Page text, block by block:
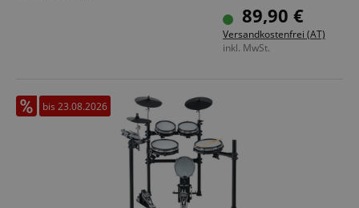
89,90 €
Versandkostenfrei (AT)
inkl. MwSt.
bis 23.08.2026